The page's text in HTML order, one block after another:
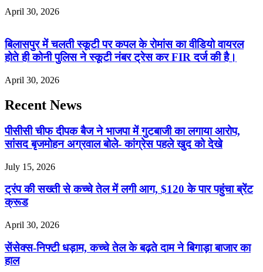
April 30, 2026
बिलासपुर में चलती स्कूटी पर कपल के रोमांस का वीडियो वायरल
होते ही कोनी पुलिस ने स्कूटी नंबर ट्रेस कर FIR दर्ज की है।
April 30, 2026
Recent News
पीसीसी चीफ दीपक बैज ने भाजपा में गुटबाजी का लगाया आरोप,
सांसद बृजमोहन अग्रवाल बोले- कांग्रेस पहले खुद को देखे
July 15, 2026
ट्रंप की सख्ती से कच्चे तेल में लगी आग, $120 के पार पहुंचा ब्रेंट
क्रूड
April 30, 2026
सेंसेक्स-निफ्टी धड़ाम, कच्चे तेल के बढ़ते दाम ने बिगाड़ा बाजार का
हाल